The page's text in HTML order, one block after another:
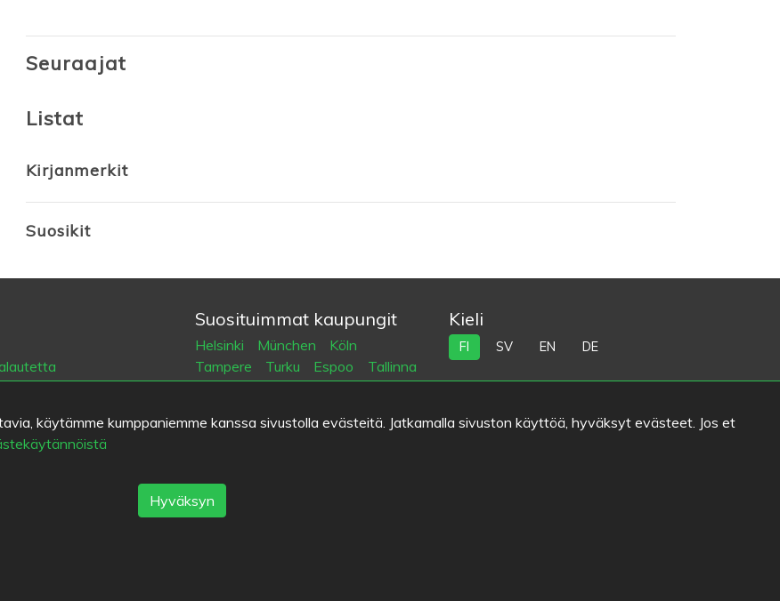
käytämme kumppaniemme kanssa sivustolla evästeitä. Jatkamalla sivuston käyttöä, hyväksyt evästeet. Jos et
Hyväksyn
Seuraajat
Listat
Kirjanmerkit
Suosikit
Suosituimmat kaupungit
Helsinki München
Köln
Tampere
Turku Espoo
Tallinna
Rovaniemi Vaasa
Porvoo
Kieli
FI SV EN DE